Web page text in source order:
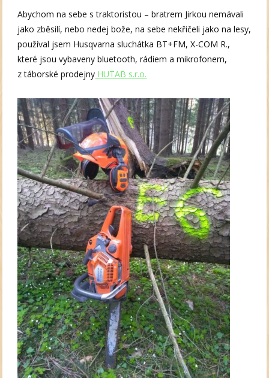
Abychom na sebe s traktoristou – bratrem Jirkou nemávali
jako zběsilí, nebo nedej bože, na sebe nekřičeli jako na lesy,
používal jsem Husqvarna sluchátka BT+FM, X-COM R.,
které jsou vybaveny bluetooth, rádiem a mikrofonem,
z táborské prodejny HUTAB s.r.o.